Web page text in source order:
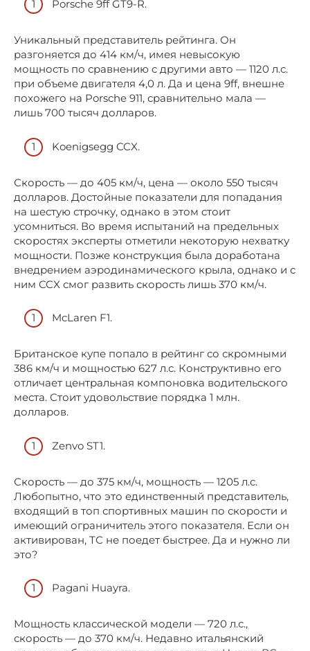
Porsche 9ff GT9-R.
Уникальный представитель рейтинга. Он
разгоняется до 414 км/ч, имея невысокую
мощность по сравнению с другими авто — 1120 л.с.
при объеме двигателя 4,0 л. Да и цена 9ff, внешне
похожего на Porsche 911, сравнительно мала —
лишь 700 тысяч долларов.
Koenigsegg CCX.
Скорость — до 405 км/ч, цена — около 550 тысяч
долларов. Достойные показатели для попадания
на шестую строчку, однако в этом стоит
усомниться. Во время испытаний на предельных
скоростях эксперты отметили некоторую нехватку
мощности. Позже конструкция была доработана
внедрением аэродинамического крыла, однако и с
ним CCX смог развить скорость лишь 370 км/ч.
McLaren F1.
Британское купе попало в рейтинг со скромными
386 км/ч и мощностью 627 л.с. Конструктивно его
отличает центральная компоновка водительского
места. Стоит удовольствие порядка 1 млн.
долларов.
Zenvo ST1.
Скорость — до 375 км/ч, мощность — 1205 л.с.
Любопытно, что это единственный представитель,
входящий в топ спортивных машин по скорости и
имеющий ограничитель этого показателя. Если он
активирован, ТС не поедет быстрее. Да и нужно ли
это?
Pagani Huayra.
Мощность классической модели — 720 л.с.,
скорость — до 370 км/ч. Недавно итальянский